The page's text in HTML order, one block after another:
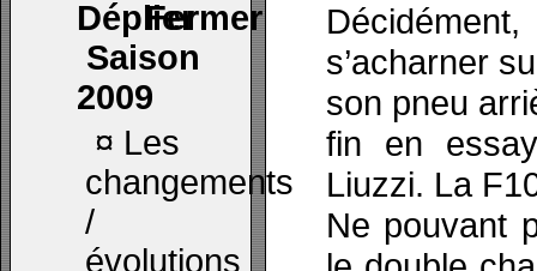
Saison
2009
¤ Les
changements
/
évolutions
s’acharner
son pneu
fin en
Liuzzi. La
Ne pouvant